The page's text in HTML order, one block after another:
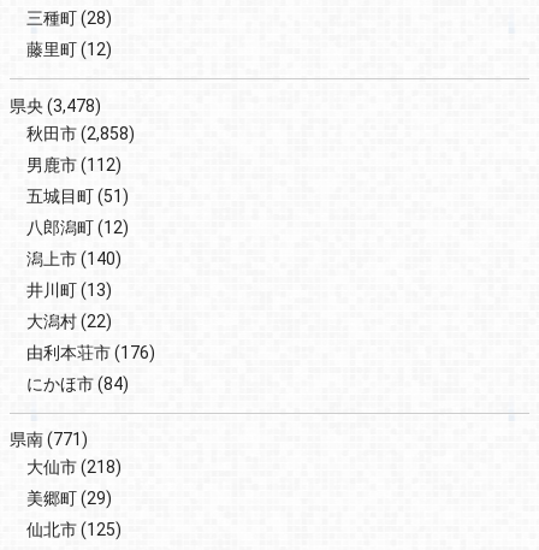
三種町(28)
藤里町(12)
県央(3,478)
秋田市(2,858)
男鹿市(112)
五城目町(51)
八郎潟町(12)
潟上市(140)
井川町(13)
大潟村(22)
由利本荘市(176)
にかほ市(84)
県南(771)
大仙市(218)
美郷町(29)
仙北市(125)